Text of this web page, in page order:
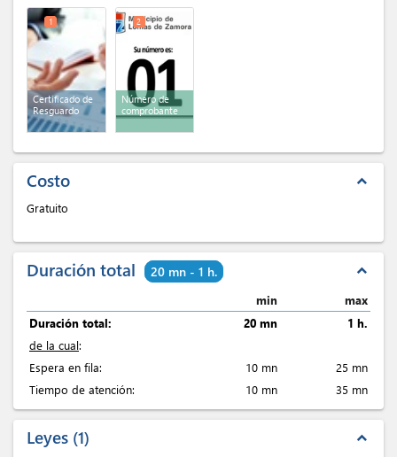
Certificado de
Resguardo
1
Número de
comprobante
2
Costo expand_less
Gratuito
Duración total 20 mn - 1 h. expand_less
min
max
Duración total:
20 mn
1 h.
de la cual:
Espera en fila:
10 mn
25 mn
Tiempo de atención:
10 mn 35 mn
Leyes 1 expand_less